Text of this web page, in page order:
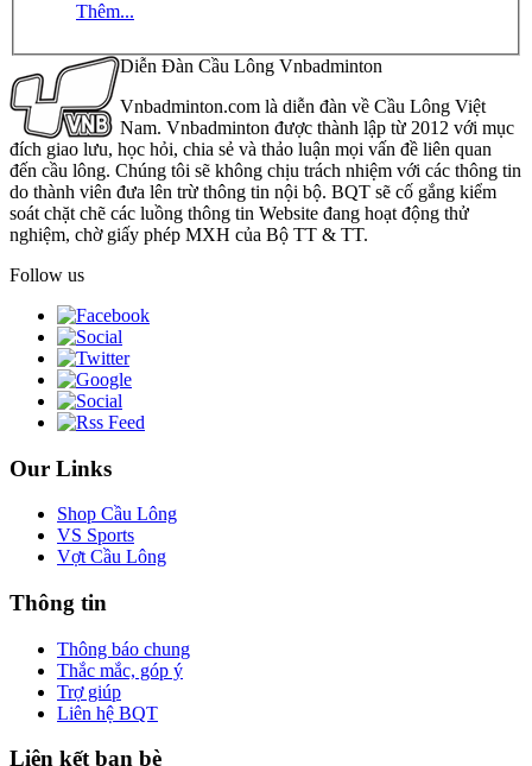
Thêm...
Diễn Đàn Cầu Lông Vnbadminton
Vnbadminton.com là diễn đàn về Cầu Lông Việt
Nam. Vnbadminton được thành lập từ 2012 với mục
đích giao lưu, học hỏi, chia sẻ và thảo luận mọi vấn đề liên quan
đến cầu lông. Chúng tôi sẽ không chịu trách nhiệm với các thông tin
do thành viên đưa lên trừ thông tin nội bộ. BQT sẽ cố gắng kiểm
soát chặt chẽ các luồng thông tin Website đang hoạt động thử
nghiệm, chờ giấy phép MXH của Bộ TT & TT.
Follow us
Our Links
Shop Cầu Lông
VS Sports
Vợt Cầu Lông
Thông tin
Thông báo chung
Thắc mắc, góp ý
Trợ giúp
Liên hệ BQT
Liên kết bạn bè